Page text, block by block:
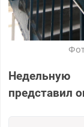
представил